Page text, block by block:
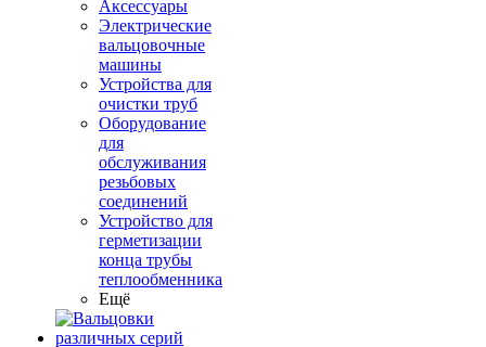
Аксессуары
Электрические
вальцовочные
машины
Устройства для
очистки труб
Оборудование
для
обслуживания
резьбовых
соединений
Устройство для
герметизации
конца трубы
теплообменника
Ещё